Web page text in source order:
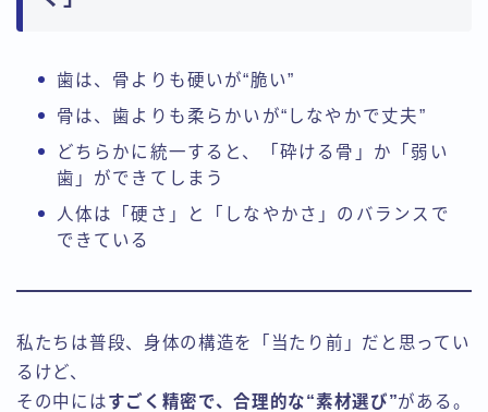
歯は、骨よりも硬いが“脆い”
骨は、歯よりも柔らかいが“しなやかで丈夫”
どちらかに統一すると、「砕ける骨」か「弱い
歯」ができてしまう
人体は「硬さ」と「しなやかさ」のバランスで
できている
私たちは普段、身体の構造を「当たり前」だと思ってい
るけど、
その中にはすごく精密で、合理的な“素材選び”がある。